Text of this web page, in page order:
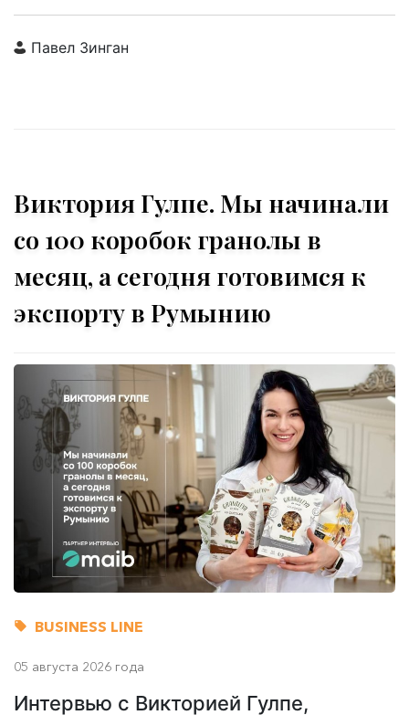
Павел Зинган
BUSINESS LINE
05 августа 2026 года
Виктория Гулпе. Мы начинали
со 100 коробок гранолы в
месяц, а сегодня готовимся к
экспорту в Румынию
Интервью с Викторией Гулпе,